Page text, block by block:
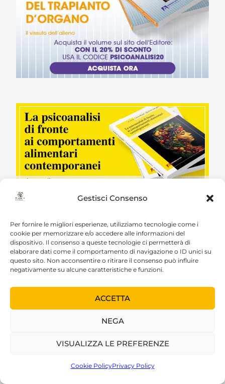
Gestisci Consenso
Per fornire le migliori esperienze, utilizziamo tecnologie come i
cookie per memorizzare e/o accedere alle informazioni del
dispositivo. Il consenso a queste tecnologie ci permetterà di
elaborare dati come il comportamento di navigazione o ID unici su
questo sito. Non acconsentire o ritirare il consenso può influire
negativamente su alcune caratteristiche e funzioni.
ACCETTA
NEGA
VISUALIZZA LE PREFERENZE
Cookie PolicyPrivacy Policy